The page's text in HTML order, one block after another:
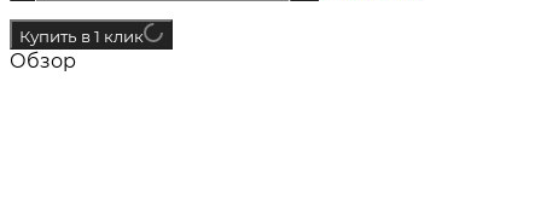
Купить в 1 клик
Обзор